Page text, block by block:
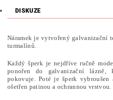
DISKUZE
Náramek je vytvořený galvanizační
turmalínů.
Každý šperk je nejdříve ručně
ponořen do galvanizační lázně,
pokovuje. Poté je šperk
ošetřen patinou a ochrannou vrstvou.